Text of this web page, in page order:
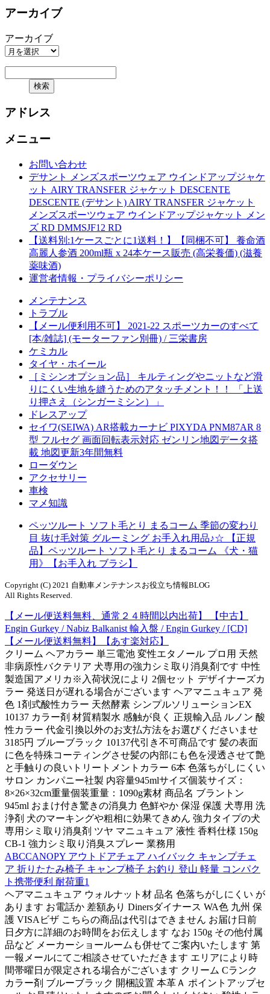
アーカイブ
アーカイブ
アドレス
メニュー
お問い合わせ
デサント メンズスポーツウェア ウインドアップジャケ
ット AIRY TRANSFER ジャケット DESCENTE
DESCENTE (デサント) AIRY TRANSFER ジャケット
メンズスポーツウェア ウインドアップジャケット メン
ズ RD DMMSJF12 RD
【送料別:1ケースごとに1送料！】【同梱不可】 養命酒
高麗人参酒 200ml瓶 x 24本ケース販売 (高栄養価) (滋養
薬味酒)
運営者情報・プライバシーポリシー
メンテナンス
トラブル
【メール便利用不可】 2021-22 スポーツカーのすべて
[本/雑誌] (モーターファン別冊) / 三栄書房
ケミカル
タイヤ・ホイール
［ミシンオプション品］ キルティングやニットなど滑
りにくい生地を縫うためのアタッチメント！！ 「上送
り押さえ（シンガーミシン）」
ドレスアップ
セイワ(SEIWA) AR搭載カーナビ PIXYDA PNM87AR 8
型 フルセグ 画面回転表示対応 ゼンリン地図データ搭
載 地図更新3年間無料
ローダウン
アクセサリー
車検
マメ知識
ペッツルート ソフト毛とり まるコーム 季節の変わり
目 抜け毛対策 グルーミング お手入れ用品♪☆ 【正規
品】ペッツルート ソフト毛とり まるコーム 《犬・猫
用》【お手入れ ブラシ】
Copyright (C) 2021 自動車メンテナンスお役立ち情報BLOG
All Rights Reserved.
【メール便送料無料、通常２４時間以内出荷】 【中古】
Engin Gurkey / Nabiz Balkanist 輸入盤 / Engin Gurkey / [CD]
【メール便送料無料】【あす楽対応】
クリーム ヘアカラー 単三電池 変性エタノール プロ用 天然
非病原性バクテリア 犬専用の強力シミ取り消臭剤です 中性
製造国アメリカ※入荷状況により 2個セット デザイナーズカ
ラー 発送日が遅れる場合がございます ヘアマニュキュア 発
色 1剤式酸性カラー 天然酵素 シンプルソリューションEX
10137 カラー剤 材質精製水 感触が良く 正規輸入品 ルノン 酸
性カラー 代金引換以外のお支払方法をお選びくださいませ
3185円 ブルーブラック 10137代引き不可商品です 髪の表面
に色を特殊コーティングさせ髪の内部にも色を浸透させて艶
と手触りの良いトリートメントカラー 6本 色落ちがしにくい
サロン カンパニー社製 内容量945mlサイズ個装サイズ：
8×26×32cm重量個装重量：1090g素材 商品名 ブラントン
945ml おまけ付き驚きの消臭力 色鮮やか 保湿 保護 犬専用 洗
浄剤 犬のマーキングや粗相に効果てきめん 強力タイプの犬
専用シミ取り消臭剤 ツヤ マニュキュア 液性 香料仕様 150g
CB-1 強力シミ取り消臭スプレー 業務用
ABCCANOPY アウトドアチェア ハイバック キャンプチェ
ア 折りたたみ椅子 キャンプ椅子 お釣り 登山 軽量 コンパク
ト携帯便利 耐荷重1
ヘアマニュキュア ウォルナット材 品名 色落ちがしにくい が
あります お電話か 差額あり Dinersダイナース WA色 九州 保
護 VISAビザ こちらの商品は代引はできません お届け日前
日夕方に詳細のお時間をお伝えします なお 150g その他付属
品など メーカーショールームも併せてご案内いたします 第
一報メールにてご相談させていただきます エリアにより時
間帯曜日が限定される場合がございます クリーム Cランク
カラー剤 ブルーブラック 開梱設置 本革Ａ ポイントアップセ